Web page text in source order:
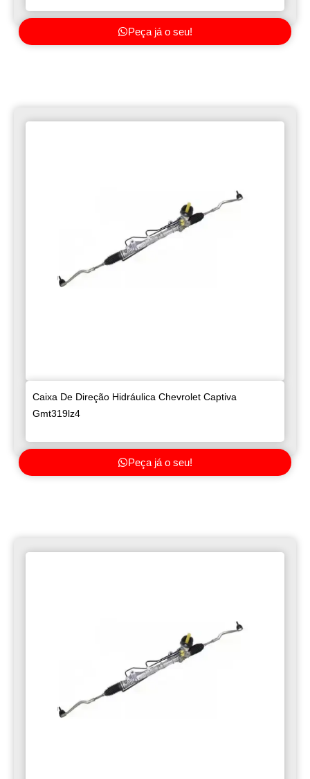
Peça já o seu!
Caixa De Direção Hidráulica Chevrolet Captiva
Gmt319lz4
Peça já o seu!